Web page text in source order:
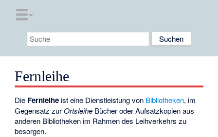
Fernleihe
Die Fernleihe ist eine Dienstleistung von Bibliotheken, im
Gegensatz zurOrtsleihe Bücher oder Aufsatzkopien aus
anderen Bibliotheken im Rahmen des Leihverkehrs zu
besorgen.